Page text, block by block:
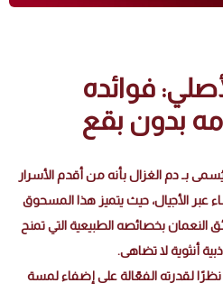
فوائده
بدون بقع
بـ دم الغزال بأنه من أقدم الأسرار
عبر الأجيال، حيث يتميز هذا المسحوق
بخصائصه الطبيعية التي تمنح
أنثوية لا تضاهى.
لقدرته الفعّالة على إضفاء لمسة